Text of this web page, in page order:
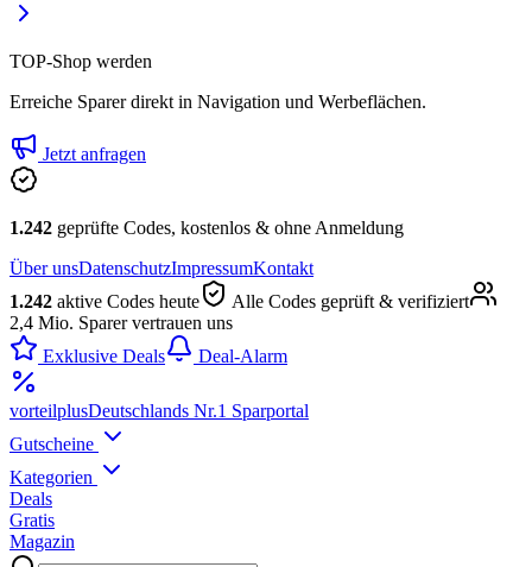
TOP-Shop werden
Erreiche Sparer direkt in Navigation und Werbeflächen.
Jetzt anfragen
1.242 geprüfte Codes, kostenlos & ohne Anmeldung
Über unsDatenschutzImpressumKontakt
1.242 aktive Codes heute
Alle Codes geprüft & verifiziert
2,4 Mio. Sparer vertrauen uns
Exklusive Deals
Deal-Alarm
vorteilplusDeutschlands Nr.1 Sparportal
Gutscheine
Kategorien
Deals
Gratis
Magazin